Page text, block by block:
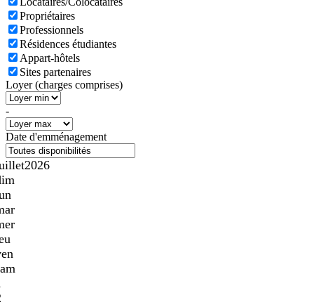
Propriétaires
Professionnels
Résidences étudiantes
Appart-hôtels
Sites partenaires
Loyer (charges comprises)
-
Date d'emménagement
2026